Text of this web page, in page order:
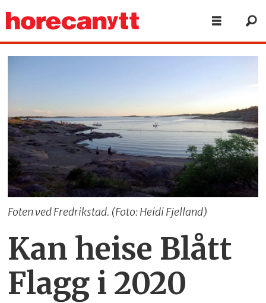
Foten ved Fredrikstad. (Foto: Heidi Fjelland)
Kan heise Blått
Flagg i 2020